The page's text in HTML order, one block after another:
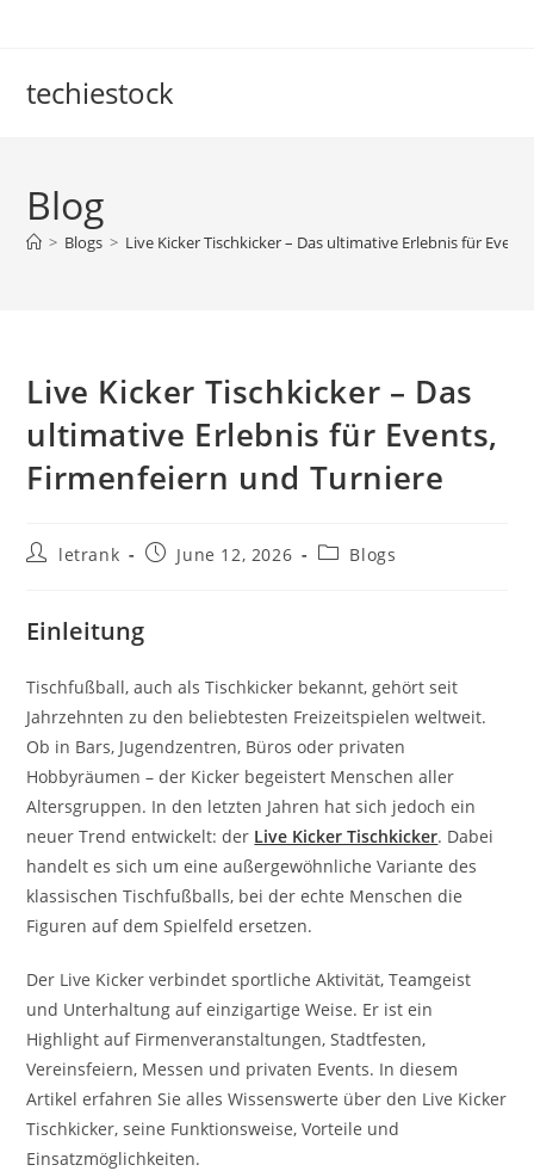
techiestock
Blog
> Blogs > Live Kicker Tischkicker – Das ultimative Erlebnis für
Live Kicker Tischkicker – Das
ultimative Erlebnis für Events,
Firmenfeiern und Turniere
Postletrank
PostJune 12, 2026
PostBlogs
Einleitung
Tischfußball, auch als Tischkicker bekannt, gehört seit
Jahrzehnten zu den beliebtesten Freizeitspielen weltweit.
Ob in Bars, Jugendzentren, Büros oder privaten
Hobbyräumen – der Kicker begeistert Menschen aller
Altersgruppen. In den letzten Jahren hat sich jedoch ein
neuer Trend entwickelt: der Live Kicker Tischkicker. Dabei
handelt es sich um eine außergewöhnliche Variante des
klassischen Tischfußballs, bei der echte Menschen die
Figuren auf dem Spielfeld ersetzen.
Der Live Kicker verbindet sportliche Aktivität, Teamgeist
und Unterhaltung auf einzigartige Weise. Er ist ein
Highlight auf Firmenveranstaltungen, Stadtfesten,
Vereinsfeiern, Messen und privaten Events. In diesem
Artikel erfahren Sie alles Wissenswerte über den Live Kicker
Tischkicker, seine Funktionsweise, Vorteile und
Einsatzmöglichkeiten.